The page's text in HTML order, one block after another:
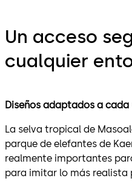
Un acceso
cualquier
Diseños adaptados a cada
La selva tropical de
parque de elefantes de
realmente importantes
para imitar lo más realista